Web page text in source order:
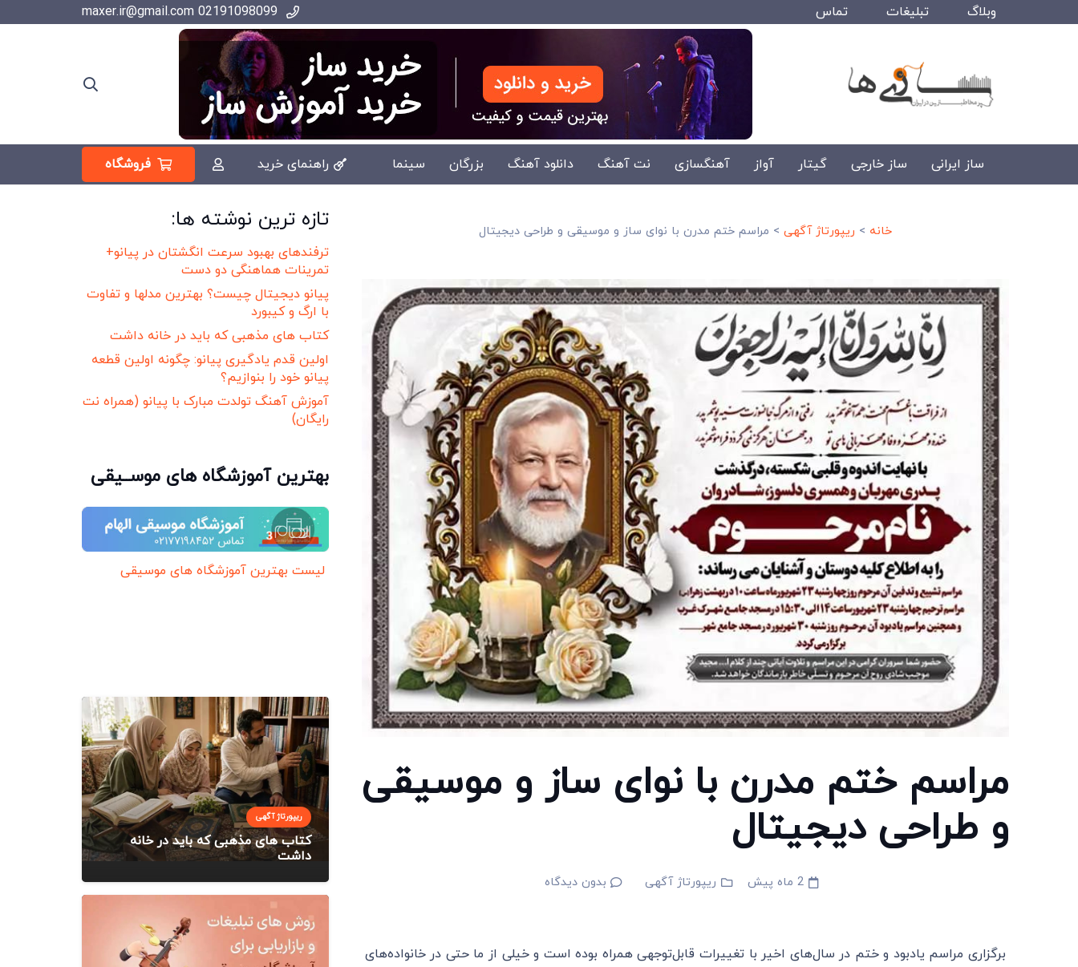
وبلاگ تبلیغات تماس
ساز ایرانی ساز خارجی گیتار آواز آهنگسازی نت آهنگ دانلود آهنگ بزرگان سینما راهنمای خرید فروشگاه
خانه > ریپورتاژ آگهی > مراسم ختم مدرن با نوای ساز و موسیقی و طراحی دیجیتال
مراسم ختم مدرن با نوای ساز و موسیقی
و طراحی دیجیتال
2 ماه پیش ریپورتاژ آگهی بدون دیدگاه
برگزاری مراسم یادبود و ختم در سال‌های اخیر با تغییرات قابل‌توجهی همراه بوده است و خیلی از ما حتی در خانواده‌های
تازه ترین نوشته ها:
ترفندهای بهبود سرعت انگشتان در پیانو+
تمرینات هماهنگی دو دست
پیانو دیجیتال چیست؟ بهترین مدلها و تفاوت
با ارگ و کیبورد
کتاب های مذهبی که باید در خانه داشت
اولین قدم یادگیری پیانو: چگونه اولین قطعه
پیانو خود را بنوازیم؟
آموزش آهنگ تولدت مبارک با پیانو (همراه نت
رایگان)
بهترین آموزشگاه های موســیقی
لیست بهترین آموزشگاه های موسیقی
ریپورتاژ آگهی
کتاب های مذهبی که باید در خانه
داشت